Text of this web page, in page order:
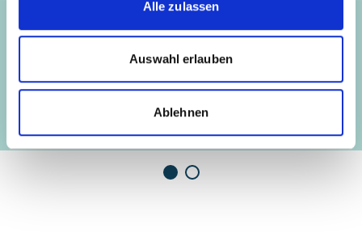
Alle zulassen
Auswahl erlauben
Ablehnen
Unterstützungsprogramm zur nachhaltigen
Umsetzung von NDCs und NAPs